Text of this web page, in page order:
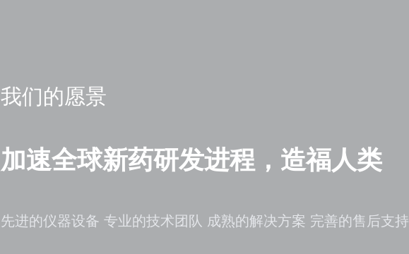
我们的愿景
加速全球新药研发进程，造福人类
先进的仪器设备 专业的技术团队 成熟的解决方案 完善的售后支持